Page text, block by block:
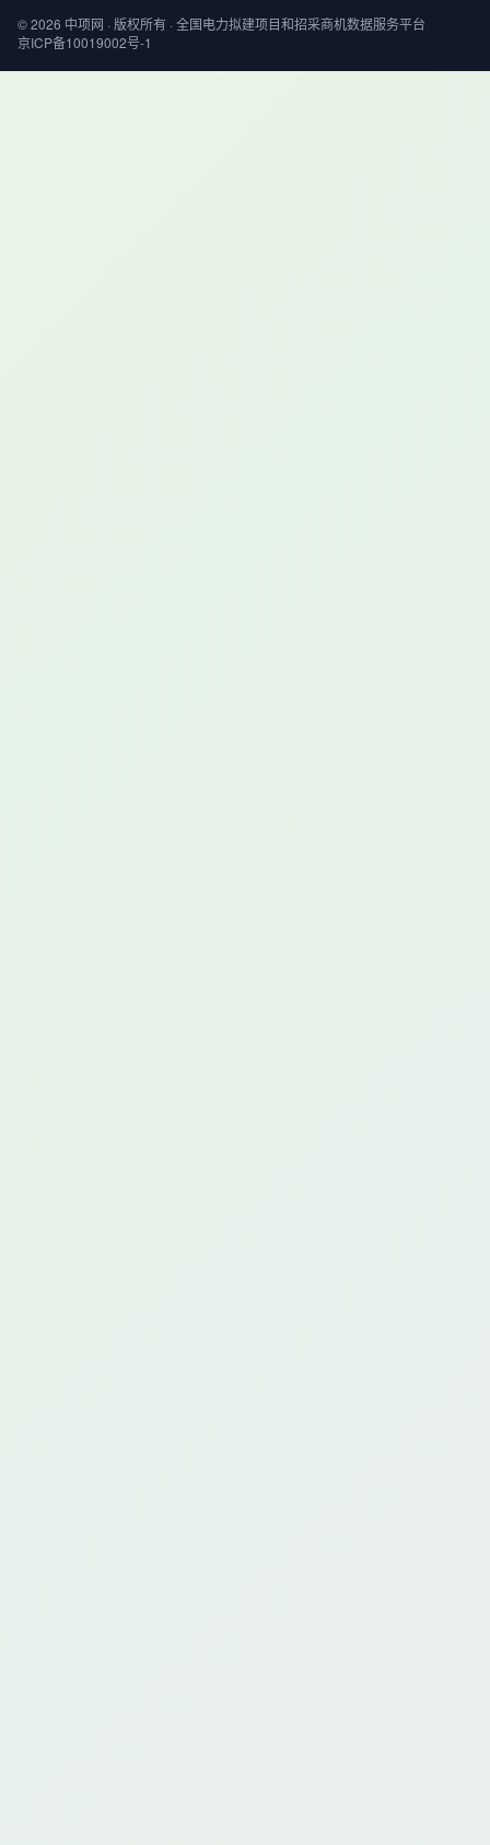
© 2026 中项网 · 版权所有 · 全国电力拟建项目和招采商机数据服务平台
京ICP备10019002号-1